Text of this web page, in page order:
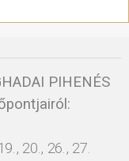
PIHENÉS
20., 26., 27.